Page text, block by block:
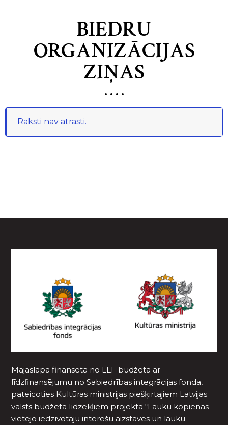
BIEDRU
ORGANIZĀCIJAS
ZIŅAS
Raksti nav atrasti.
Mājaslapa finansēta no LLF budžeta ar
līdzfinansējumu no Sabiedrības integrācijas fonda,
pateicoties Kultūras ministrijas piešķirtajiem Latvijas
valsts budžeta līdzekļiem projekta “Lauku kopienas –
vietējo iedzīvotāju interešu aizstāves un lauku